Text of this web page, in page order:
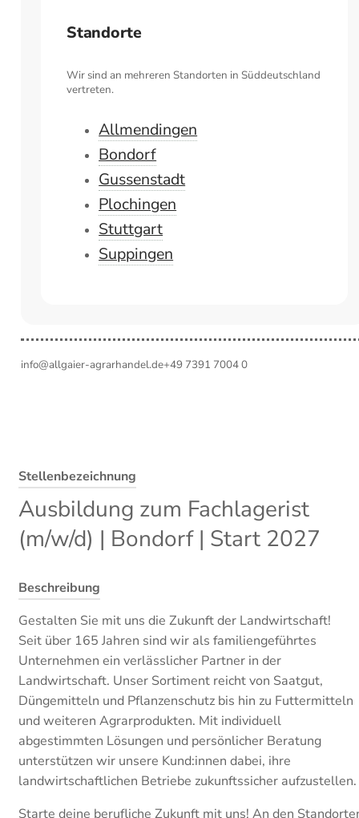
Standorte
Wir sind an mehreren Standorten in Süddeutschland
vertreten.
Allmendingen
Bondorf
Gussenstadt
Plochingen
Stuttgart
Suppingen
info@allgaier-agrarhandel.de+49 7391 7004 0
Stellenbezeichnung
Ausbildung zum Fachlagerist
(m/w/d) | Bondorf | Start 2027
Beschreibung
Gestalten Sie mit uns die Zukunft der Landwirtschaft!
Seit über 165 Jahren sind wir als familiengeführtes
Unternehmen ein verlässlicher Partner in der
Landwirtschaft. Unser Sortiment reicht von Saatgut,
Düngemitteln und Pflanzenschutz bis hin zu Futtermitteln
und weiteren Agrarprodukten. Mit individuell
abgestimmten Lösungen und persönlicher Beratung
unterstützen wir unsere Kund:innen dabei, ihre
landwirtschaftlichen Betriebe zukunftssicher aufzustellen.
Starte deine berufliche Zukunft mit uns! An den